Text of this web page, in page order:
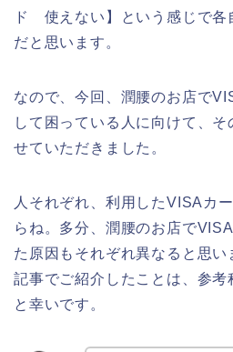
ド 使えない】という感じで各
だと思います。
なので、今回、潤腰のお店で
して困っている人に向けて、そ
せていただきました。
人それぞれ、利用したVISAカ
らね。多分、潤腰のお店で
た原因もそれぞれ異なると思
記事でご紹介したことは、参考
と幸いです。